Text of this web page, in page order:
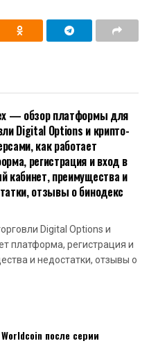
— обзор платформы для
Digital Options и крипто-
как работает
регистрация и вход в
кабинет, преимущества и
отзывы о бинодекс
Digital Options и
платформа, регистрация и
и недостатки, отзывы о
после серии